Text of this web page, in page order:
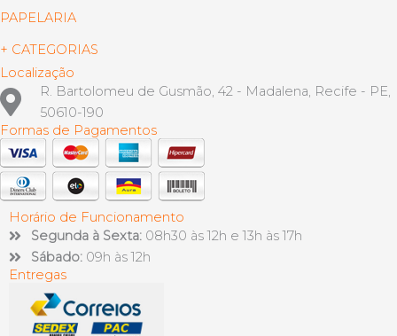
PAPELARIA
+ CATEGORIAS
Localização
R. Bartolomeu de Gusmão, 42 - Madalena, Recife - PE,
50610-190
Formas de Pagamentos
Horário de Funcionamento
Segunda à Sexta: 08h30 às 12h e 13h às 17h
Sábado: 09h às 12h
Entregas